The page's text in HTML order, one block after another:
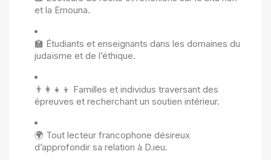
et la Emouna.
🏫 Étudiants et enseignants dans les domaines du
judaïsme et de l’éthique.
👨‍👩‍👧‍👦 Familles et individus traversant des
épreuves et recherchant un soutien intérieur.
🌍 Tout lecteur francophone désireux
d’approfondir sa relation à D.ieu.